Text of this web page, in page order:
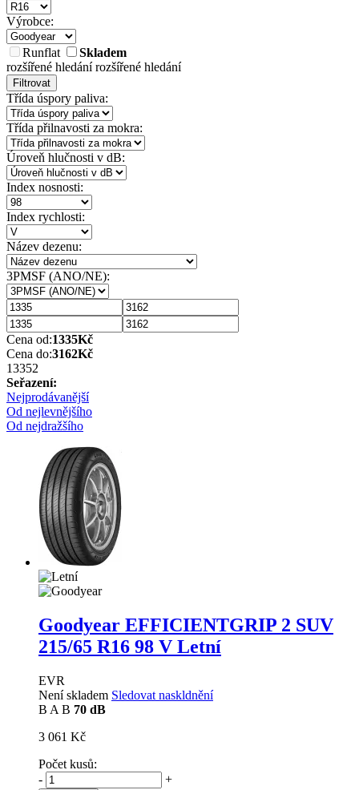
Výrobce:
Runflat
Skladem
rozšířené hledánírozšířené hledání
Filtrovat
Třída úspory paliva:
Třída přilnavosti za mokra:
Úroveň hlučnosti v dB:
Index nosnosti:
Index rychlosti:
Název dezenu:
3PMSF (ANO/NE):
Cena od:1335Kč
Cena do:3162Kč
13352
Seřazení:
Nejprodávanější
Od nejlevnějšího
Od nejdražšího
Goodyear EFFICIENTGRIP 2 SUV
215/65 R16 98 V Letní
EVR
Není skladem Sledovat naskldnění
B A B 70 dB
3 061 Kč
Počet kusů:
-
+